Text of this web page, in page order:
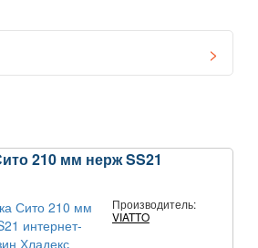
210 мм нерж SS21
Производитель:
VIATTO